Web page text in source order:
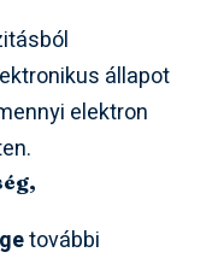
állapot
elektron
további